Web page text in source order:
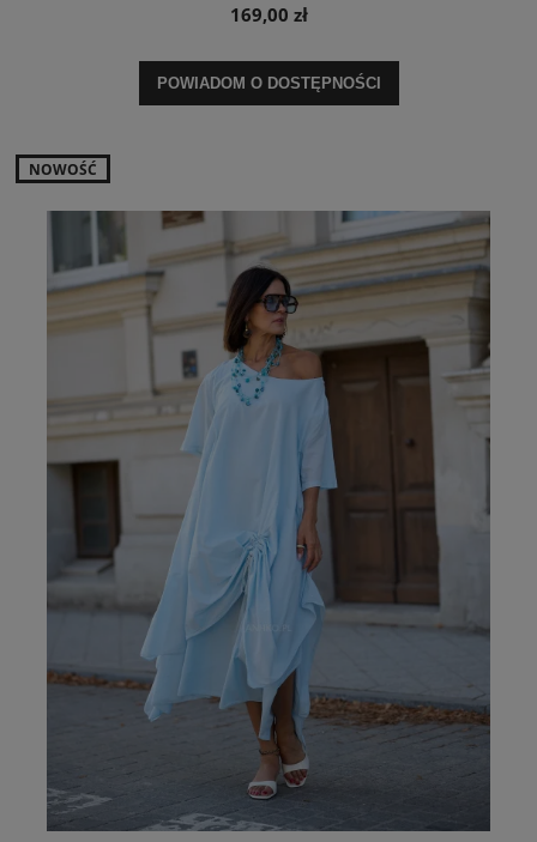
169,00 zł
POWIADOM O DOSTĘPNOŚCI
NOWOŚĆ